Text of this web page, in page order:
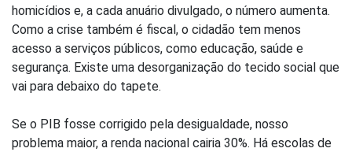
homicídios e, a cada anuário divulgado, o número aumenta.
Como a crise também é fiscal, o cidadão tem menos
acesso a serviços públicos, como educação, saúde e
segurança. Existe uma desorganização do tecido social que
vai para debaixo do tapete.
Se o PIB fosse corrigido pela desigualdade, nosso
problema maior, a renda nacional cairia 30%. Há escolas de